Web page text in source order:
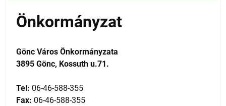
Önkormányzat
Gönc Város Önkormányzata
3895 Gönc, Kossuth u.71.
Tel: 06-46-588-355
Fax: 06-46-588-355